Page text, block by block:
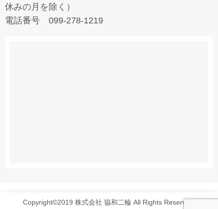
休みの月を除く）
電話番号 099-278-1219
Copyright©2019 株式会社 協和二輪 All Rights Reserved.